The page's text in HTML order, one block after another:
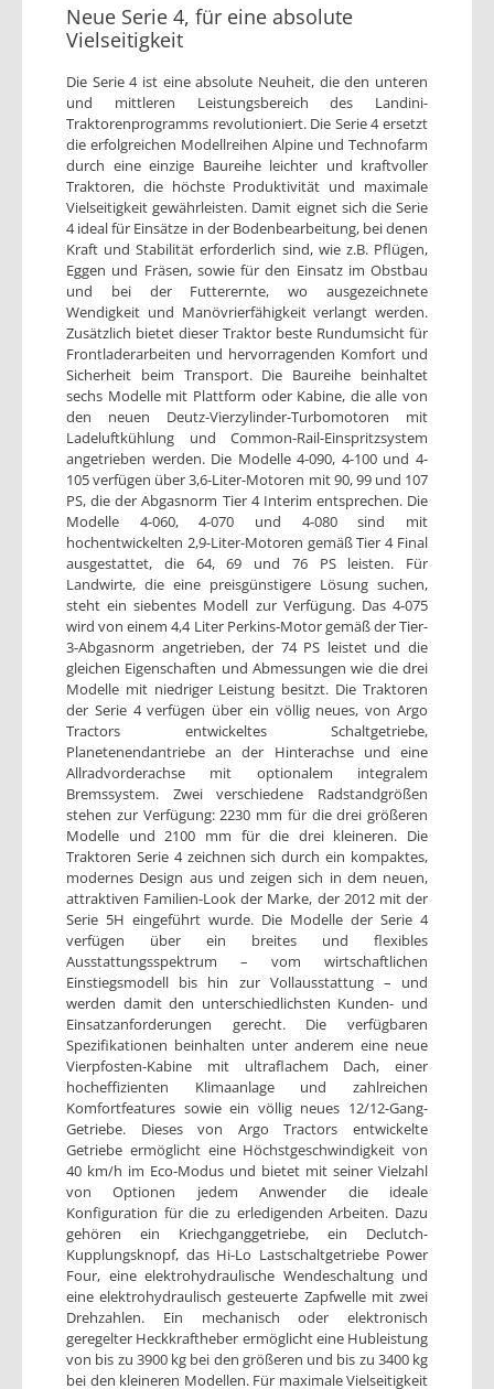
Neue Serie 4, für eine absolute
Vielseitigkeit
Die Serie 4 ist eine absolute Neuheit, die den unteren
und mittleren Leistungsbereich des Landini-
Traktorenprogramms revolutioniert. Die Serie 4 ersetzt
die erfolgreichen Modellreihen Alpine und Technofarm
durch eine einzige Baureihe leichter und kraftvoller
Traktoren, die höchste Produktivität und maximale
Vielseitigkeit gewährleisten. Damit eignet sich die Serie
4 ideal für Einsätze in der Bodenbearbeitung, bei denen
Kraft und Stabilität erforderlich sind, wie z.B. Pflügen,
Eggen und Fräsen, sowie für den Einsatz im Obstbau
und bei der Futterernte, wo ausgezeichnete
Wendigkeit und Manövrierfähigkeit verlangt werden.
Zusätzlich bietet dieser Traktor beste Rundumsicht für
Frontladerarbeiten und hervorragenden Komfort und
Sicherheit beim Transport. Die Baureihe beinhaltet
sechs Modelle mit Plattform oder Kabine, die alle von
den neuen Deutz-Vierzylinder-Turbomotoren mit
Ladeluftkühlung und Common-Rail-Einspritzsystem
angetrieben werden. Die Modelle 4-090, 4-100 und 4-
105 verfügen über 3,6-Liter-Motoren mit 90, 99 und 107
PS, die der Abgasnorm Tier 4 Interim entsprechen. Die
Modelle 4-060, 4-070 und 4-080 sind mit
hochentwickelten 2,9-Liter-Motoren gemäß Tier 4 Final
ausgestattet, die 64, 69 und 76 PS leisten. Für
Landwirte, die eine preisgünstigere Lösung suchen,
steht ein siebentes Modell zur Verfügung. Das 4-075
wird von einem 4,4 Liter Perkins-Motor gemäß der Tier-
3-Abgasnorm angetrieben, der 74 PS leistet und die
gleichen Eigenschaften und Abmessungen wie die drei
Modelle mit niedriger Leistung besitzt. Die Traktoren
der Serie 4 verfügen über ein völlig neues, von Argo
Tractors entwickeltes Schaltgetriebe,
Planetenendantriebe an der Hinterachse und eine
Allradvorderachse mit optionalem integralem
Bremssystem. Zwei verschiedene Radstandgrößen
stehen zur Verfügung: 2230 mm für die drei größeren
Modelle und 2100 mm für die drei kleineren. Die
Traktoren Serie 4 zeichnen sich durch ein kompaktes,
modernes Design aus und zeigen sich in dem neuen,
attraktiven Familien-Look der Marke, der 2012 mit der
Serie 5H eingeführt wurde. Die Modelle der Serie 4
verfügen über ein breites und flexibles
Ausstattungsspektrum – vom wirtschaftlichen
Einstiegsmodell bis hin zur Vollausstattung – und
werden damit den unterschiedlichsten Kunden- und
Einsatzanforderungen gerecht. Die verfügbaren
Spezifikationen beinhalten unter anderem eine neue
Vierpfosten-Kabine mit ultraflachem Dach, einer
hocheffizienten Klimaanlage und zahlreichen
Komfortfeatures sowie ein völlig neues 12/12-Gang-
Getriebe. Dieses von Argo Tractors entwickelte
Getriebe ermöglicht eine Höchstgeschwindigkeit von
40 km/h im Eco-Modus und bietet mit seiner Vielzahl
von Optionen jedem Anwender die ideale
Konfiguration für die zu erledigenden Arbeiten. Dazu
gehören ein Kriechganggetriebe, ein Declutch-
Kupplungsknopf, das Hi-Lo Lastschaltgetriebe Power
Four, eine elektrohydraulische Wendeschaltung und
eine elektrohydraulisch gesteuerte Zapfwelle mit zwei
Drehzahlen. Ein mechanisch oder elektronisch
geregelter Heckkraftheber ermöglicht eine Hubleistung
von bis zu 3900 kg bei den größeren und bis zu 3400 kg
bei den kleineren Modellen. Für maximale Vielseitigkeit